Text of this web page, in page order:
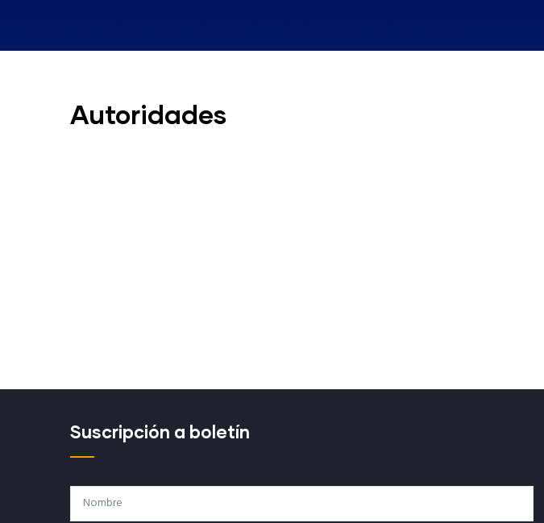
Autoridades
Suscripción a boletín
Nombre